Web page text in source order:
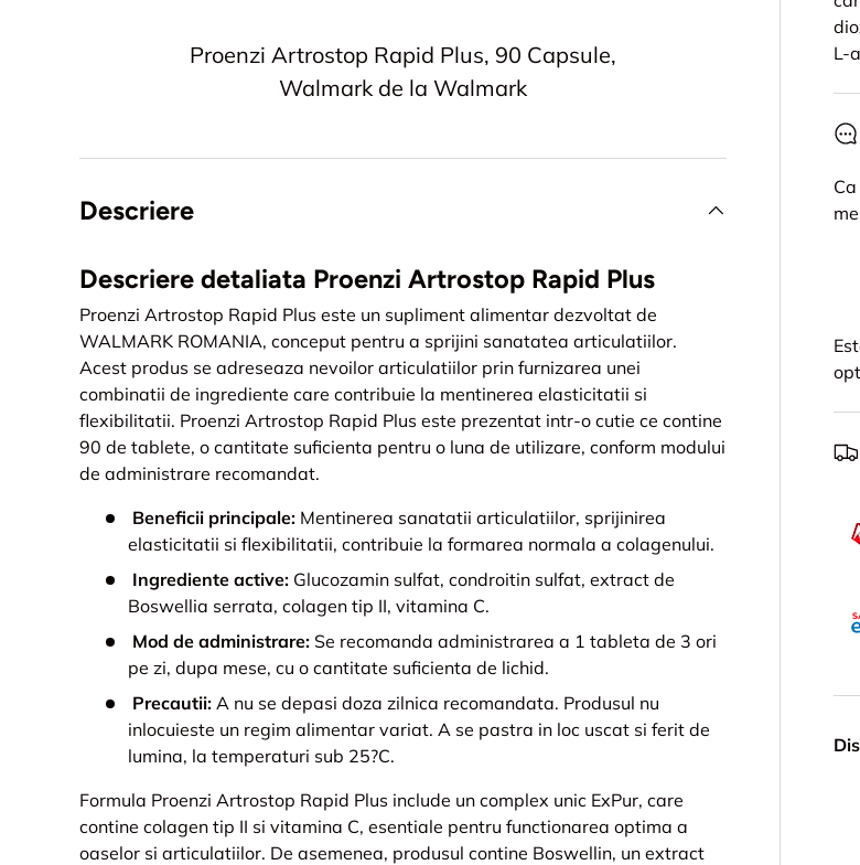
L-
Proenzi Artrostop Rapid Plus, 90 Capsule,
Walmark de la Walmark
Descriere
Descriere detaliata Proenzi Artrostop Rapid Plus
Proenzi Artrostop Rapid Plus este un supliment alimentar dezvoltat de
WALMARK ROMANIA, conceput pentru a sprijini sanatatea articulatiilor.
Acest produs se adreseaza nevoilor articulatiilor prin furnizarea unei
combinatii de ingrediente care contribuie la mentinerea elasticitatii si
flexibilitatii. Proenzi Artrostop Rapid Plus este prezentat intr-o cutie ce contine
90 de tablete, o cantitate suficienta pentru o luna de utilizare, conform modului
de administrare recomandat.
Beneficii principale: Mentinerea sanatatii articulatiilor, sprijinirea
elasticitatii si flexibilitatii, contribuie la formarea normala a colagenului.
Ingrediente active: Glucozamin sulfat, condroitin sulfat, extract de
Boswellia serrata, colagen tip II, vitamina C.
Mod de administrare: Se recomanda administrarea a 1 tableta de 3 ori
pe zi, dupa mese, cu o cantitate suficienta de lichid.
Precautii: A nu se depasi doza zilnica recomandata. Produsul nu
inlocuieste un regim alimentar variat. A se pastra in loc uscat si ferit de
lumina, la temperaturi sub 25?C.
Formula Proenzi Artrostop Rapid Plus include un complex unic ExPur, care
contine colagen tip II si vitamina C, esentiale pentru functionarea optima a
oaselor si articulatiilor. De asemenea, produsul contine Boswellin, un extract